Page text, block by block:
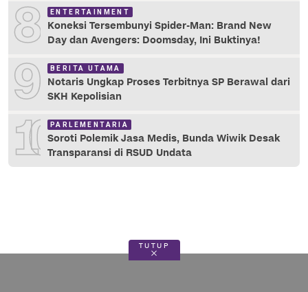
8 ENTERTAINMENT
Koneksi Tersembunyi Spider-Man: Brand New
Day dan Avengers: Doomsday, Ini Buktinya!
9 BERITA UTAMA
Notaris Ungkap Proses Terbitnya SP Berawal dari
SKH Kepolisian
10 PARLEMENTARIA
Soroti Polemik Jasa Medis, Bunda Wiwik Desak
Transparansi di RSUD Undata
TUTUP